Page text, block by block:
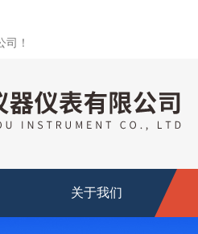
！
关于我们